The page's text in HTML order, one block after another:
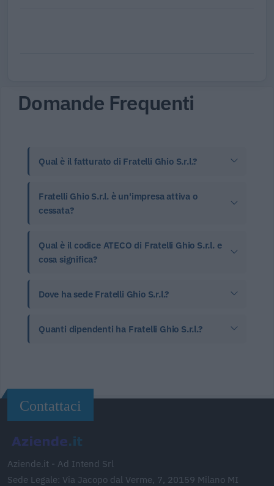
Domande Frequenti
Qual è il fatturato di Fratelli Ghio S.r.l.?
Fratelli Ghio S.r.l. è un'impresa attiva o
cessata?
Qual è il codice ATECO di Fratelli Ghio S.r.l. e
cosa significa?
Dove ha sede Fratelli Ghio S.r.l.?
Quanti dipendenti ha Fratelli Ghio S.r.l.?
Contattaci
Aziende.it - Ad Intend Srl
Sede Legale: Via Jacopo dal Verme, 7, 20159 Milano MI